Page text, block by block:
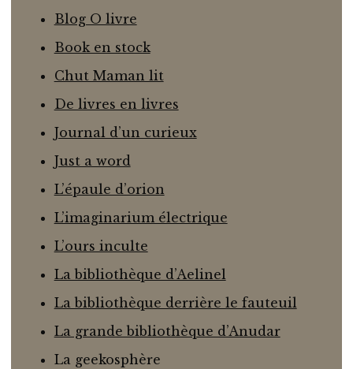
Blog O livre
Book en stock
Chut Maman lit
De livres en livres
Journal d’un curieux
Just a word
L’épaule d’orion
L’imaginarium électrique
L’ours inculte
La bibliothèque d’Aelinel
La bibliothèque derrière le fauteuil
La grande bibliothèque d’Anudar
La geekosphère